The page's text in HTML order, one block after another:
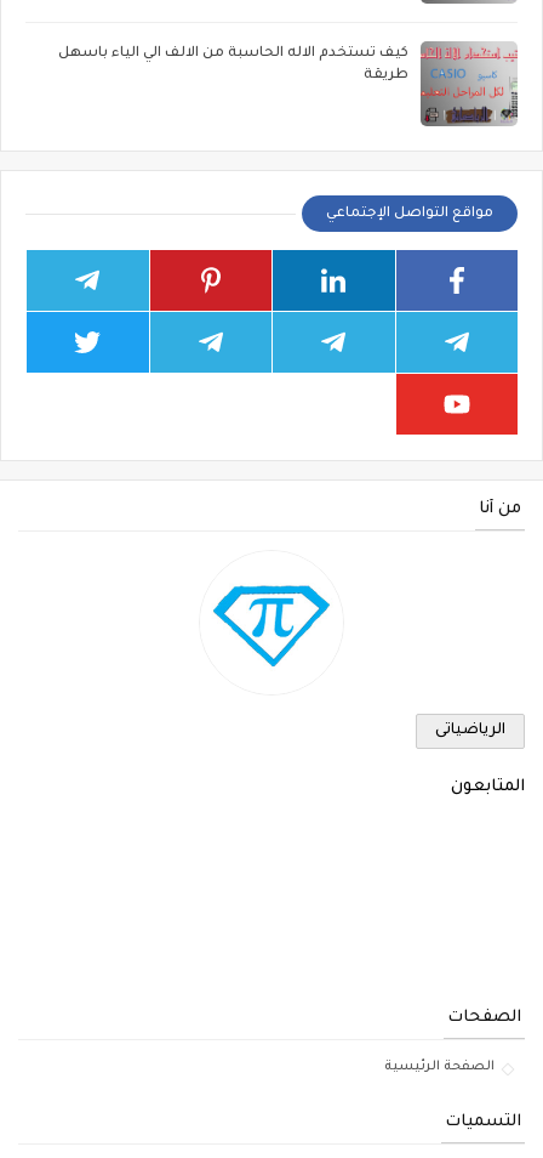
كيف تستخدم الاله الحاسبة من الالف الي الياء باسهل
طريقة
مواقع التواصل الإجتماعي
من أنا
الرياضياتى
المتابعون
الصفحات
الصفحة الرئيسية
التسميات